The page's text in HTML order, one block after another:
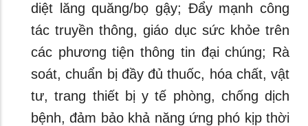
diệt lăng quăng/bọ gậy; Đẩy mạnh công
tác truyền thông, giáo dục sức khỏe trên
các phương tiện thông tin đại chúng; Rà
soát, chuẩn bị đầy đủ thuốc, hóa chất, vật
tư, trang thiết bị y tế phòng, chống dịch
bệnh, đảm bảo khả năng ứng phó kịp thời